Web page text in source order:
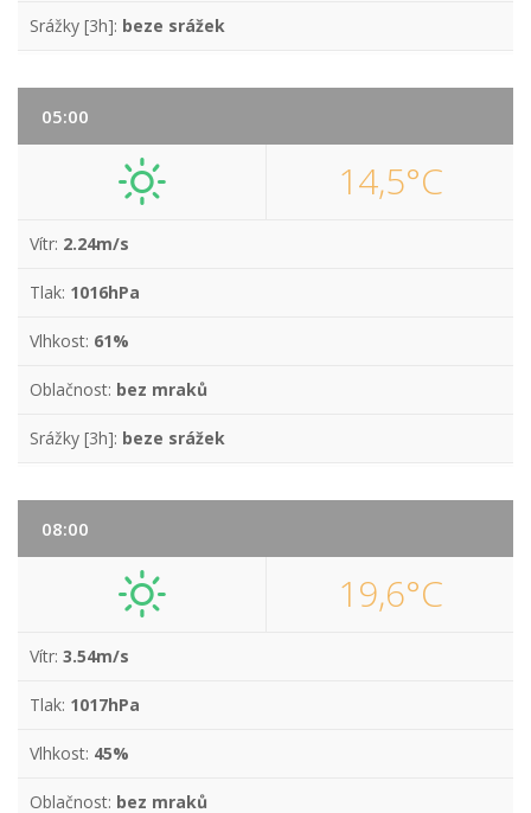
Srážky [3h]: beze srážek
05:00
14,5°C
Vítr: 2.24m/s
Tlak: 1016hPa
Vlhkost: 61%
Oblačnost: bez mraků
Srážky [3h]: beze srážek
08:00
19,6°C
Vítr: 3.54m/s
Tlak: 1017hPa
Vlhkost: 45%
Oblačnost: bez mraků